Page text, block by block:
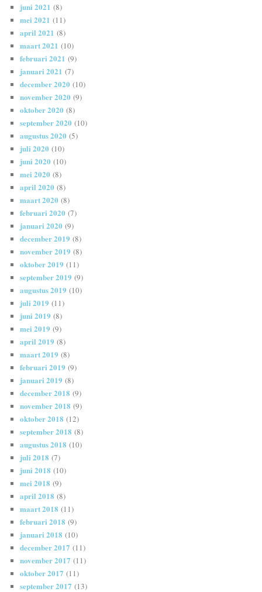
juni 2021 (8)
mei 2021 (11)
april 2021 (8)
maart 2021 (10)
februari 2021 (9)
januari 2021 (7)
december 2020 (10)
november 2020 (9)
oktober 2020 (8)
september 2020 (10)
augustus 2020 (5)
juli 2020 (10)
juni 2020 (10)
mei 2020 (8)
april 2020 (8)
maart 2020 (8)
februari 2020 (7)
januari 2020 (9)
december 2019 (8)
november 2019 (8)
oktober 2019 (11)
september 2019 (9)
augustus 2019 (10)
juli 2019 (11)
juni 2019 (8)
mei 2019 (9)
april 2019 (8)
maart 2019 (8)
februari 2019 (9)
januari 2019 (8)
december 2018 (9)
november 2018 (9)
oktober 2018 (12)
september 2018 (8)
augustus 2018 (10)
juli 2018 (7)
juni 2018 (10)
mei 2018 (9)
april 2018 (8)
maart 2018 (11)
februari 2018 (9)
januari 2018 (10)
december 2017 (11)
november 2017 (11)
oktober 2017 (11)
september 2017 (13)